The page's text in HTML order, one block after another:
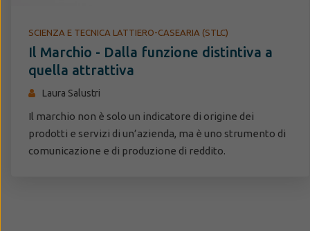
SCIENZA E TECNICA LATTIERO-CASEARIA (STLC)
Il Marchio - Dalla funzione distintiva a
quella attrattiva
Laura Salustri
Il marchio non è solo un indicatore di origine dei
prodotti e servizi di un’azienda, ma è uno strumento di
comunicazione e di produzione di reddito.